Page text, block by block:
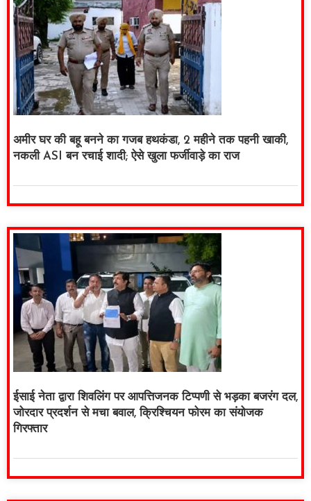
अमीर घर की बहू बनने का गजब हथकंडा, 2 महीने तक पहनी खाकी,
नकली ASI बन रचाई शादी; ऐसे खुला फर्जीवाड़े का राज
ईसाई नेता द्वारा शिवलिंग पर आपत्तिजनक टिप्पणी से भड़का बजरंग दल,
जोरदार प्रदर्शन से मचा बवाल, क्रिश्चियन फोरम का संयोजक
गिरफ्तार